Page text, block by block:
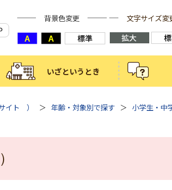
背景色変更 文字サイズ変
いざというとき
イト ） 年齢・対象別で探す 小学生・中